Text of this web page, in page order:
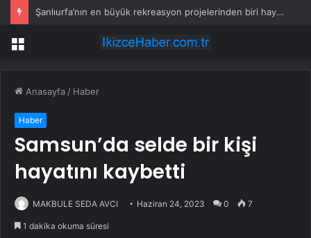
Şanlıurfa’nın en büyük rekreasyon projelerinden biri hayata geçiyor
Menü
Anasayfa / Haber
Haber
Samsun’da selde bir kişi
hayatını kaybetti
MAKBULE SEDA AVCI Haziran 24, 2023 0 7
1 dakika okuma süresi